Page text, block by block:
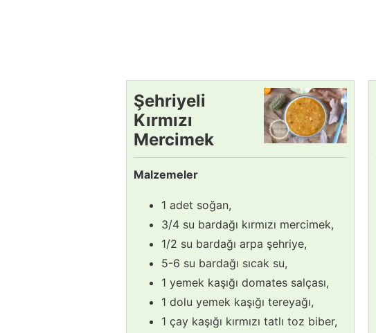
Şehriyeli
Kırmızı
Mercimek
Çorbası
Tarifi
Malzemeler
1 adet soğan,
3/4 su bardağı kırmızı mercimek,
1/2 su bardağı arpa şehriye,
5-6 su bardağı sıcak su,
1 yemek kaşığı domates salçası,
1 dolu yemek kaşığı tereyağı,
1 çay kaşığı kırmızı tatlı toz biber,